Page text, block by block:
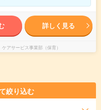
詳しく見る
アサービス事業部（保育）
絞り込む